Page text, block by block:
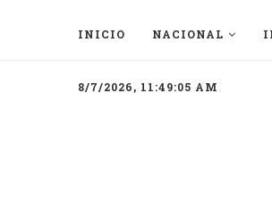
INICIO NACIONAL
8/7/2026, 11:49:05 AM